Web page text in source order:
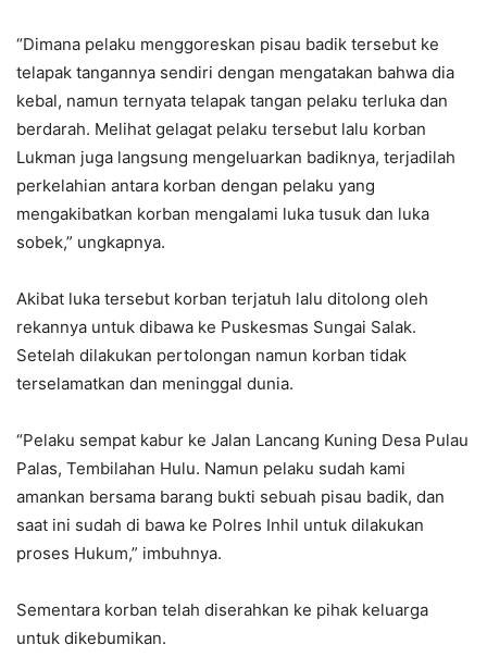
“Dimana pelaku menggoreskan pisau badik tersebut ke
telapak tangannya sendiri dengan mengatakan bahwa dia
kebal, namun ternyata telapak tangan pelaku terluka dan
berdarah. Melihat gelagat pelaku tersebut lalu korban
Lukman juga langsung mengeluarkan badiknya, terjadilah
perkelahian antara korban dengan pelaku yang
mengakibatkan korban mengalami luka tusuk dan luka
sobek,” ungkapnya.
Akibat luka tersebut korban terjatuh lalu ditolong oleh
rekannya untuk dibawa ke Puskesmas Sungai Salak.
Setelah dilakukan pertolongan namun korban tidak
terselamatkan dan meninggal dunia.
“Pelaku sempat kabur ke Jalan Lancang Kuning Desa Pulau
Palas, Tembilahan Hulu. Namun pelaku sudah kami
amankan bersama barang bukti sebuah pisau badik, dan
saat ini sudah di bawa ke Polres Inhil untuk dilakukan
proses Hukum,” imbuhnya.
Sementara korban telah diserahkan ke pihak keluarga
untuk dikebumikan.